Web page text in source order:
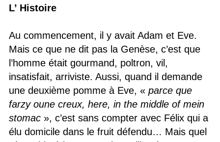
L’ Histoire
Au commencement, il y avait Adam et Eve.
Mais ce que ne dit pas la Genèse, c’est que
l’homme était gourmand, poltron, vil,
insatisfait, arriviste. Aussi, quand il demande
une deuxième pomme à Eve, « parce que
farzy oune creux, here, in the middle of mein
stomac», c’est sans compter avec Félix qui a
élu domicile dans le fruit défendu… Mais quel